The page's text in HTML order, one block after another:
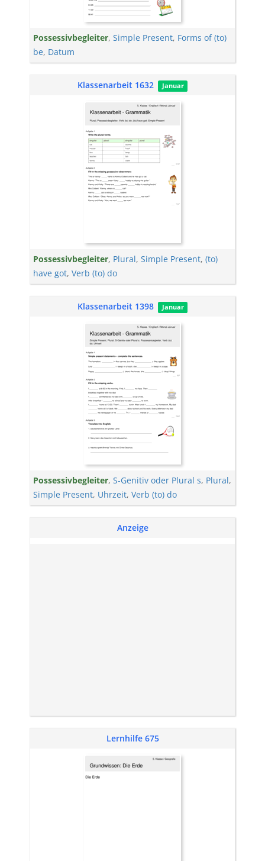
Possessivbegleiter, Simple Present, Forms of (to)
be, Datum
Klassenarbeit 1632 Januar
Possessivbegleiter, Plural, Simple Present, (to)
have got, Verb (to) do
Klassenarbeit 1398 Januar
Possessivbegleiter, S-Genitiv oder Plural s, Plural,
Simple Present, Uhrzeit, Verb (to) do
Anzeige
Lernhilfe 675